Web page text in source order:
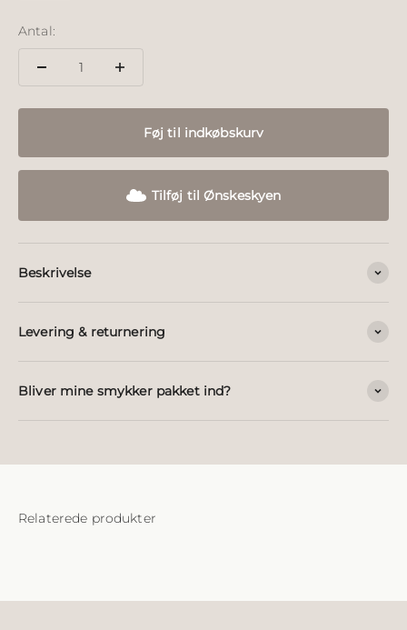
Antal:
Føj til indkøbskurv
Tilføj til Ønskeskyen
Beskrivelse
Levering & returnering
Bliver mine smykker pakket ind?